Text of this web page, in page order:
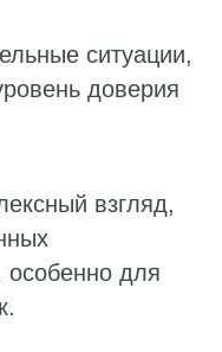
ситуации,
доверия
взгляд,
особенно для